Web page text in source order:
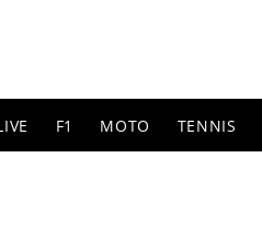
F1 MOTO TENNIS